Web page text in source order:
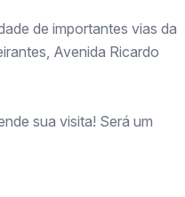
de importantes vias da
Avenida Ricardo
sua visita! Será um